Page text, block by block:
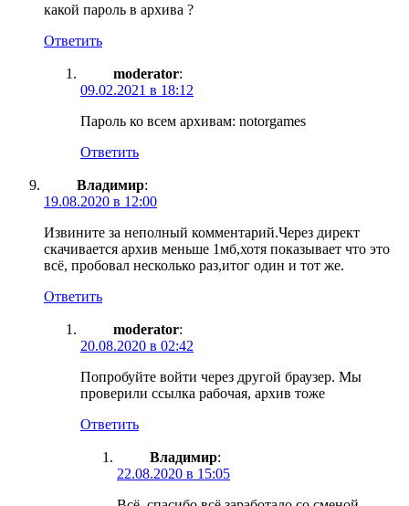
какой пароль в архива ?
Ответить
moderator:
09.02.2021 в 18:12
Пароль ко всем архивам: notorgames
Ответить
Владимир:
19.08.2020 в 12:00
Извините за неполный комментарий.Через директ
скачивается архив меньше 1мб,хотя показывает что это
всё, пробовал несколько раз,итог один и тот же.
Ответить
moderator:
20.08.2020 в 02:42
Попробуйте войти через другой браузер. Мы
проверили ссылка рабочая, архив тоже
Ответить
Владимир:
22.08.2020 в 15:05